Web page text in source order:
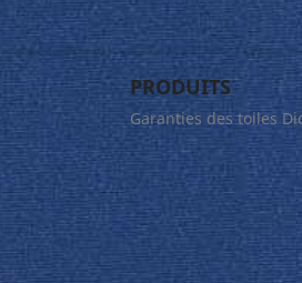
PRODUITS
Garanties des toiles